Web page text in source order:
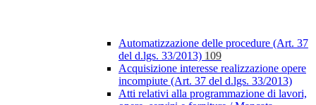
Automatizzazione delle procedure (Art. 37
del d.lgs. 33/2013) 109
Acquisizione interesse realizzazione opere
incompiute (Art. 37 del d.lgs. 33/2013)
Atti relativi alla programmazione di lavori,